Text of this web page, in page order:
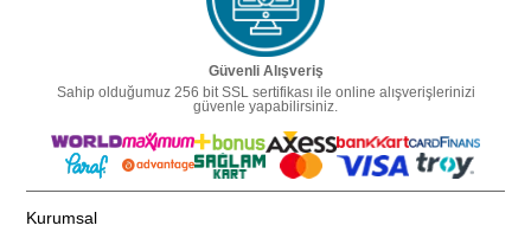
Güvenli Alışveriş
Sahip olduğumuz 256 bit SSL sertifikası ile online alışverişlerinizi
güvenle yapabilirsiniz.
Kurumsal